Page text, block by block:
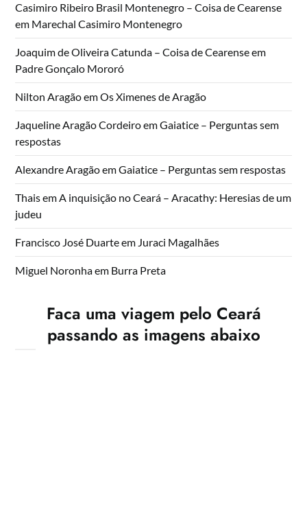
Casimiro Ribeiro Brasil Montenegro – Coisa de Cearense
em Marechal Casimiro Montenegro
Joaquim de Oliveira Catunda – Coisa de Cearenseem
Padre Gonçalo Mororó
Nilton AragãoemOs Ximenes de Aragão
Jaqueline Aragão CordeiroemGaiatice – Perguntas sem
respostas
Alexandre AragãoemGaiatice – Perguntas sem respostas
ThaisemA inquisição no Ceará – Aracathy: Heresias de um
judeu
Francisco José Duarteem Juraci Magalhães
Miguel Noronhaem Burra Preta
Faca uma viagem pelo Ceará
passando as imagens abaixo